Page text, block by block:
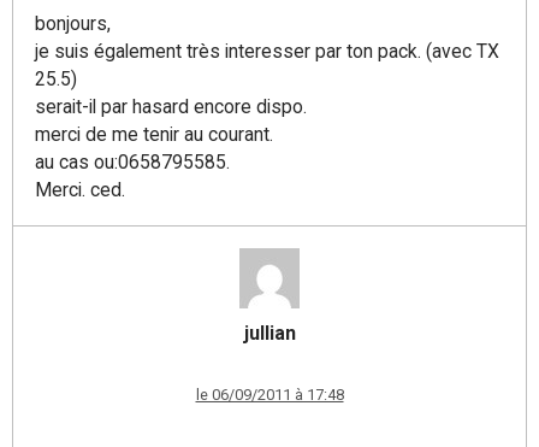
bonjours,
je suis également très interesser par ton pack. (avec TX
25.5)
serait-il par hasard encore dispo.
merci de me tenir au courant.
au cas ou:0658795585.
Merci. ced.
jullian
le 06/09/2011 à 17:48